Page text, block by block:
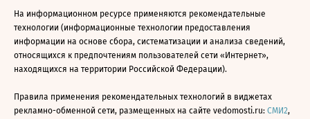
На информационном ресурсе применяются рекомендательные
технологии (информационные технологии предоставления
информации на основе сбора, систематизации и анализа сведений,
относящихся к предпочтениям пользователей сети «Интернет»,
находящихся на территории Российской Федерации).
Правила применения рекомендательных технологий в виджетах
рекламно-обменной сети, размещенных на сайте vedomosti.ru: СМИ2,